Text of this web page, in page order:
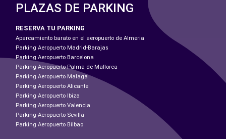
PLAZAS DE PARKING
RESERVA TU PARKING
Aparcamiento barato en el aeropuerto de Almeria
Parking Aeropuerto Madrid-Barajas
Parking Aeropuerto Barcelona
Parking Aeropuerto Palma de Mallorca
Parking Aeropuerto Malaga
Parking Aeropuerto Alicante
Parking Aeropuerto Ibiza
Parking Aeropuerto Valencia
Parking Aeropuerto Sevilla
Parking Aeropuerto Bilbao